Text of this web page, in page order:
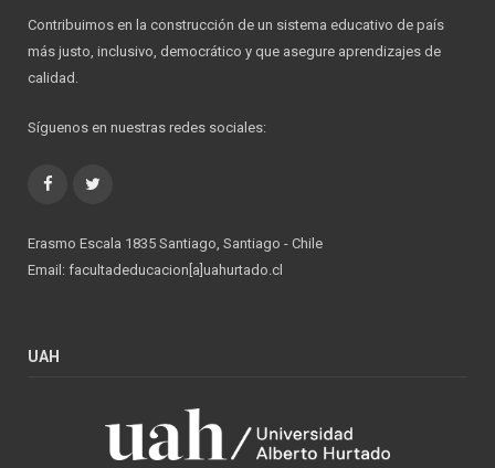
Contribuimos en la construcción de un sistema educativo de país
más justo, inclusivo, democrático y que asegure aprendizajes de
calidad.
Síguenos en nuestras redes sociales:
Facebook
Erasmo Escala 1835 Santiago, Santiago - Chile
Email: facultadeducacion[a]uahurtado.cl
UAH